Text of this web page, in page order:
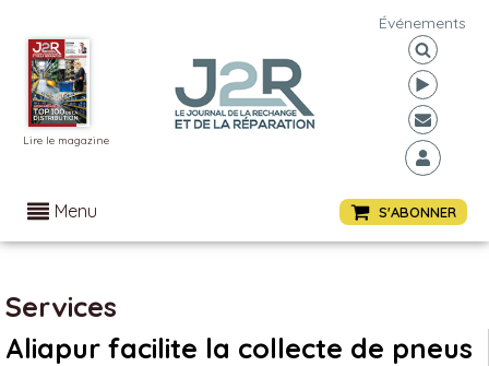
Lire le magazine
Événements
Menu S'ABONNER
Services
Aliapur facilite la collecte de pneus